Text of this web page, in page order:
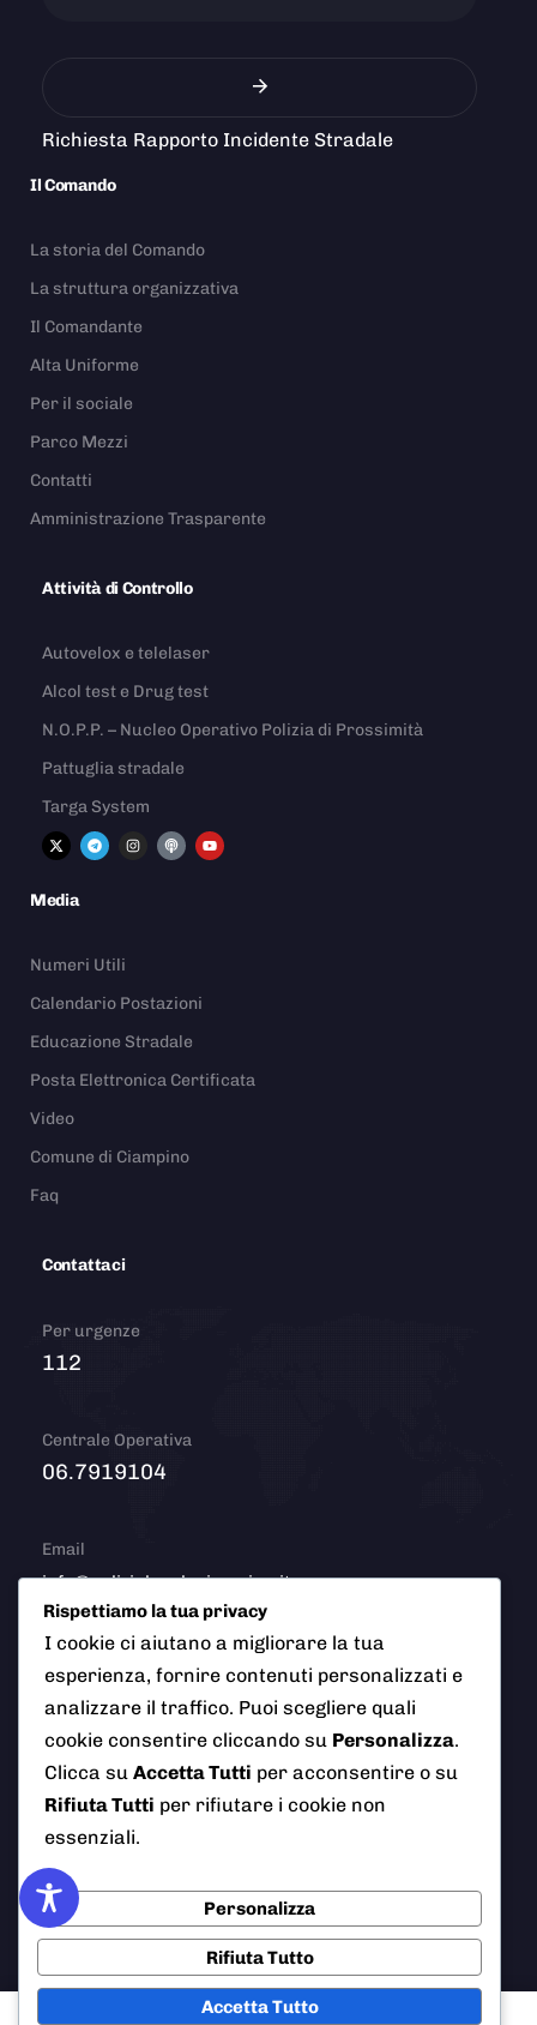
Richiesta Rapporto Incidente Stradale
Il Comando
La storia del Comando
La struttura organizzativa
Il Comandante
Alta Uniforme
Per il sociale
Parco Mezzi
Contatti
Amministrazione Trasparente
Attività di Controllo
Autovelox e telelaser
Alcol test e Drug test
N.O.P.P. – Nucleo Operativo Polizia di Prossimità
Pattuglia stradale
Targa System
Media
Numeri Utili
Calendario Postazioni
Educazione Stradale
Posta Elettronica Certificata
Video
Comune di Ciampino
Faq
Contattaci
Per urgenze
112
Centrale Operativa
06.7919104
Email
info@polizialocaleciampino.it
© 2026 Polizia Locale del Comune di Ciampino (Roma). Tutti
AI Info
Cookie Policy
Rispettiamo la tua privacy
I cookie ci aiutano a migliorare la tua
esperienza, fornire contenuti personalizzati e
analizzare il traffico. Puoi scegliere quali
cookie consentire cliccando su Personalizza.
Clicca su Accetta Tutti per acconsentire o su
Rifiuta Tutti per rifiutare i cookie non
essenziali.
Personalizza
Rifiuta Tutto
Accetta Tutto